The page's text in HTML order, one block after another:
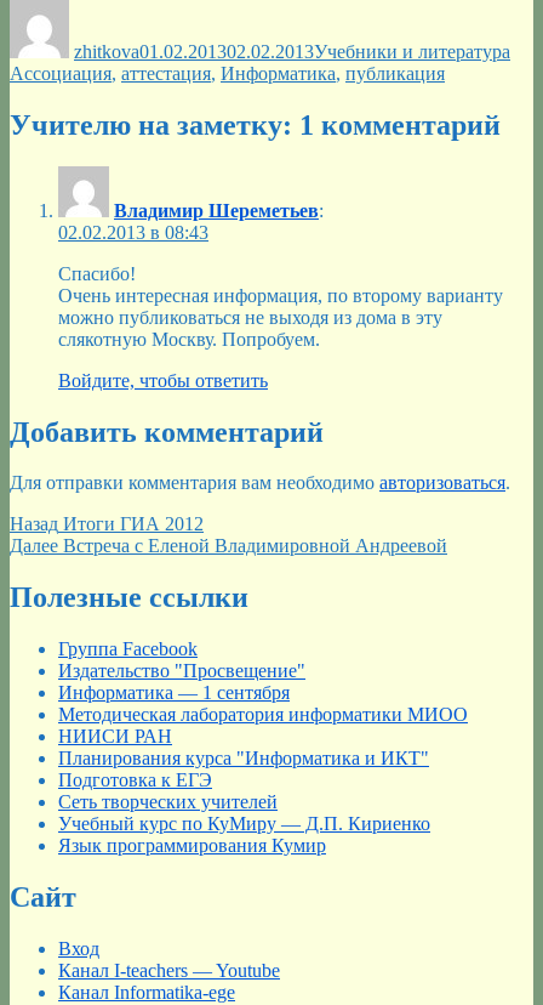
zhitkova01.02.201302.02.2013Учебники и литература
Ассоциация, аттестация, Информатика, публикация
Учителю на заметку: 1 комментарий
Владимир Шереметьев:
02.02.2013 в 08:43
Спасибо!
Очень интересная информация, по второму варианту
можно публиковаться не выходя из дома в эту
слякотную Москву. Попробуем.
Войдите, чтобы ответить
Добавить комментарий
Для отправки комментария вам необходимо авторизоваться.
Навигация
по
записям
Назад Предыдущая
запись:
Итоги ГИА 2012
Далее Следующая
Встреча с Еленой Владимировной Андреевой
Полезные ссылки
Группа Facebook
Издательство "Просвещение"
Информатика — 1 сентября
Методическая лаборатория информатики МИОО
НИИСИ РАН
Планирования курса "Информатика и ИКТ"
Подготовка к ЕГЭ
Сеть творческих учителей
Учебный курс по КуМиру — Д.П. Кириенко
Язык программирования Кумир
Сайт
Вход
Канал I-teachers — Youtube
Канал Informatika-ege